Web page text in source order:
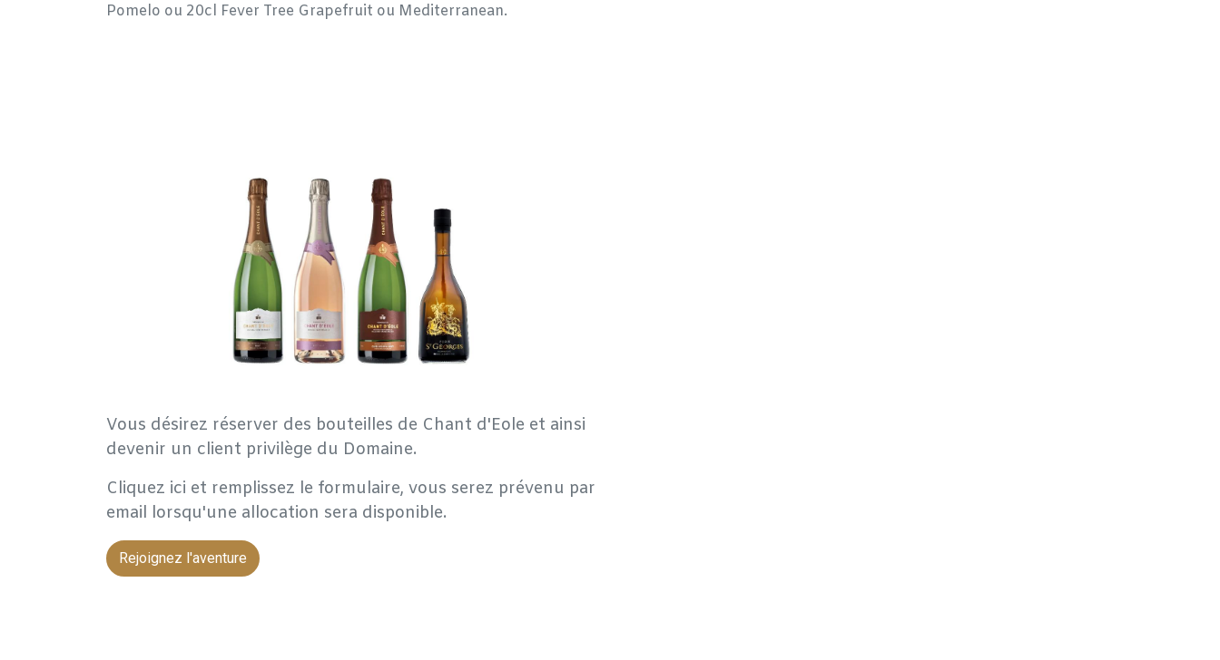
Pomelo ou 20cl Fever Tree Grapefruit ou Mediterranean.
Vous désirez réserver des bouteilles de Chant d'Eole et ainsi
devenir un client privilège du Domaine.
Cliquez ici et remplissez le formulaire, vous serez prévenu par
email lorsqu'une allocation sera disponible.
Rejoignez l'aventure